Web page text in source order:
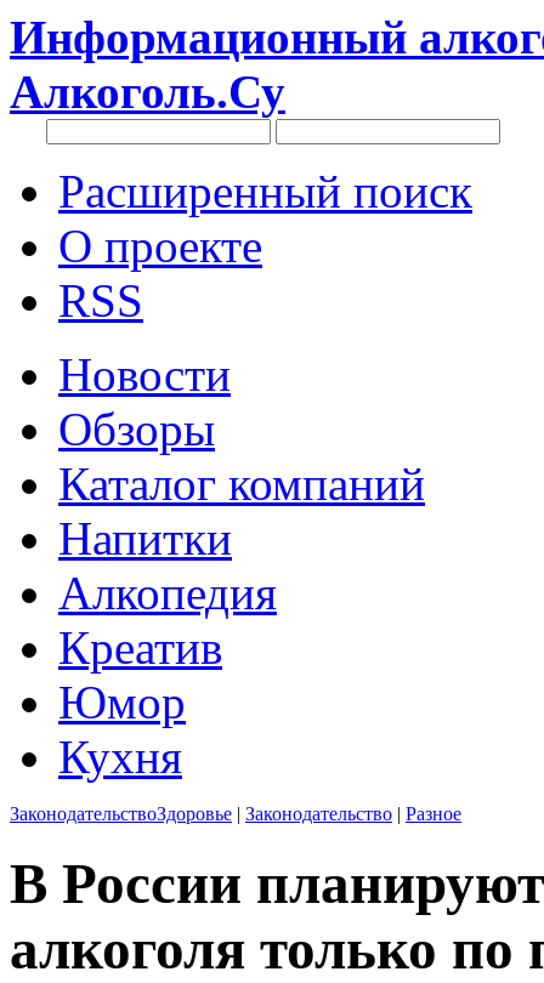
Информационный
Алкоголь.Су
Расширенный поиск
О проекте
RSS
Новости
Обзоры
Каталог компаний
Напитки
Алкопедия
Креатив
Юмор
Кухня
ЗаконодательствоЗдоровье | Законодательство | Разное
В России
алкоголя только